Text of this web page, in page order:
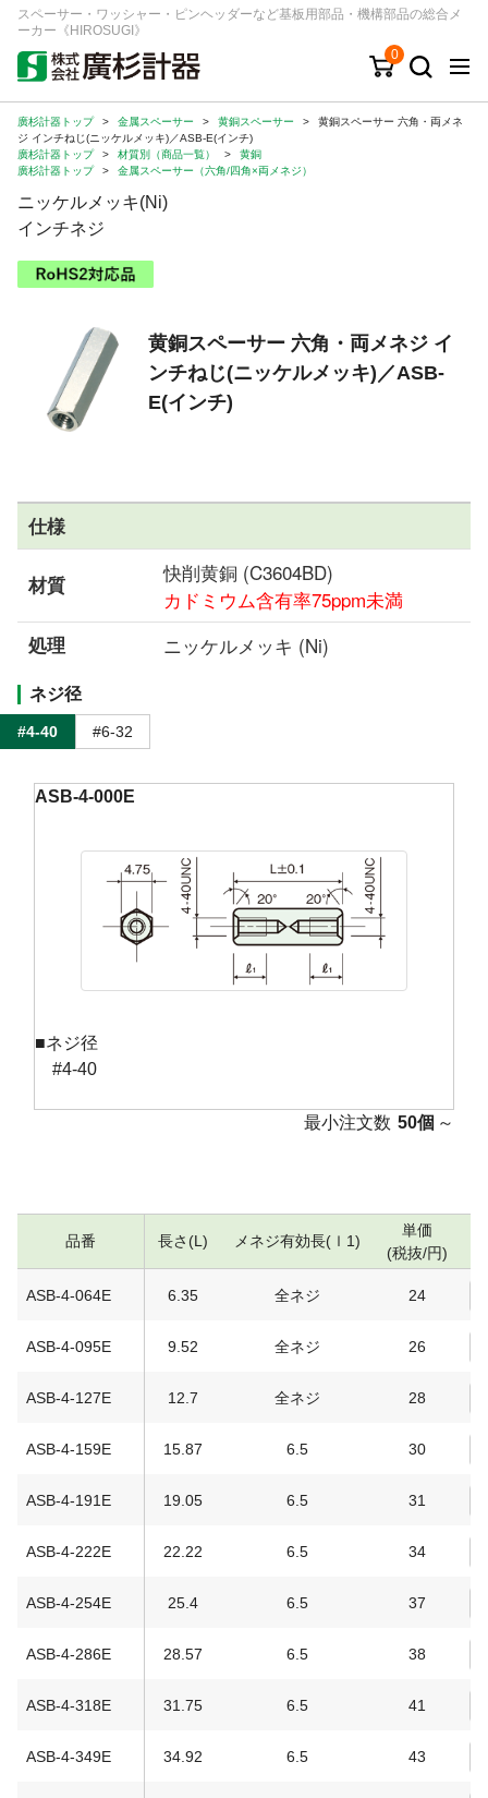
スペーサー・ワッシャー・ピンヘッダーなど基板用部品・機構部品の総合メ
ーカー《HIROSUGI》
0
キーワード 品番/シリーズ
商品カテゴリから探す
ジャンルから探す
ログイン
注文・見積りについて
ご利用ガイド
お問い合わせ窓口
廣杉計器トップ > 金属スペーサー > 黄銅スペーサー >
黄銅スペーサー 六角・両メネ
ジ インチねじ(ニッケルメッキ)／ASB-E(インチ)
廣杉計器トップ
> 材質別（商品一覧） >
黄銅
廣杉計器トップ
> 金属スペーサー（六角/四角×両メネジ）
ニッケルメッキ(Ni)
インチネジ
黄銅スペーサー 六角・両メネジ イ
ンチねじ(ニッケルメッキ)／ASB-
E(インチ)
仕様
材質
快削黄銅 (C3604BD)
カドミウム含有率75ppm未満
処理 ニッケルメッキ (Ni)
ネジ径
#4-40 #6-32
ASB-4-000E
■ネジ径
#4-40
最小注文数 50個 ～
品番 長さ(L) メネジ有効長(ｌ1)
単価
(税抜/円)
ASB-4-064E 6.35 全ネジ 24
ASB-4-095E 9.52 全ネジ 26
ASB-4-127E 12.7 全ネジ 28
ASB-4-159E 15.87 6.5 30
ASB-4-191E 19.05 6.5 31
ASB-4-222E 22.22 6.5 34
ASB-4-254E 25.4 6.5 37
ASB-4-286E 28.57 6.5 38
ASB-4-318E 31.75 6.5 41
ASB-4-349E 34.92 6.5 43